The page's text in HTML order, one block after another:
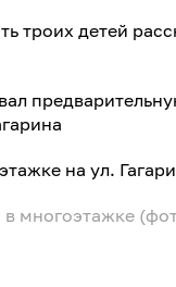
троих детей
на ул.
в многоэтажке